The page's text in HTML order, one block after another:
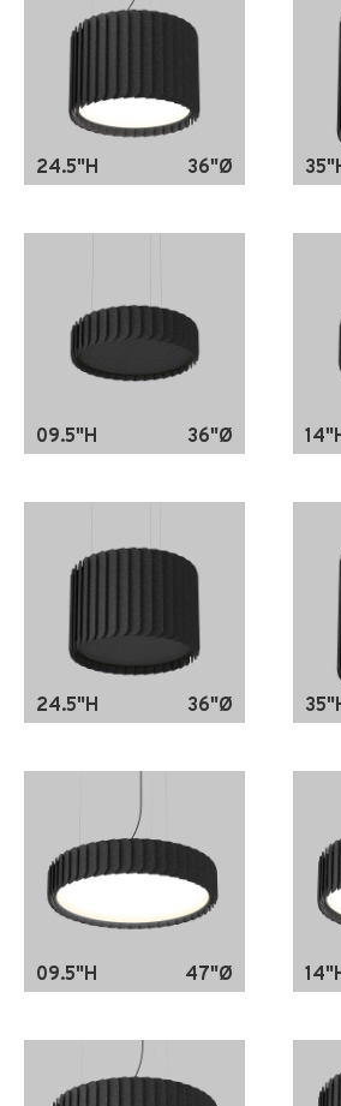
24.5"H 36"Ø
09.5"H 36"Ø
24.5"H 36"Ø
09.5"H 47"Ø